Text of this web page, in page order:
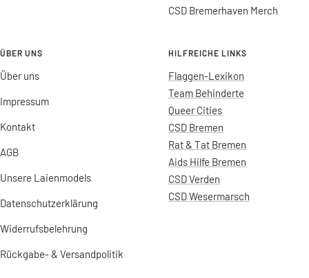
CSD Bremerhaven Merch
ÜBER UNS
Über uns
Impressum
Kontakt
AGB
Unsere Laienmodels
Datenschutzerklärung
Widerrufsbelehrung
Rückgabe- & Versandpolitik
HILFREICHE LINKS
Flaggen-Lexikon
Team Behinderte
Queer Cities
CSD Bremen
Rat & Tat Bremen
Aids Hilfe Bremen
CSD Verden
CSD Wesermarsch